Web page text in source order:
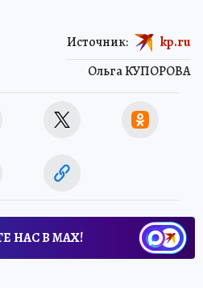
Ольга КУПОРОВА
Источник: kp.ru
НАС В МАХ!